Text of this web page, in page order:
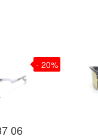
- 20%
06